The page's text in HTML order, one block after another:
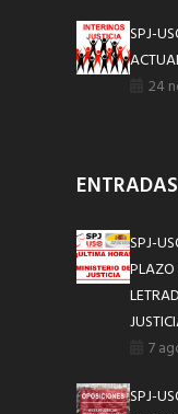
SPJ-
24
SPJ-
7
SPJ-